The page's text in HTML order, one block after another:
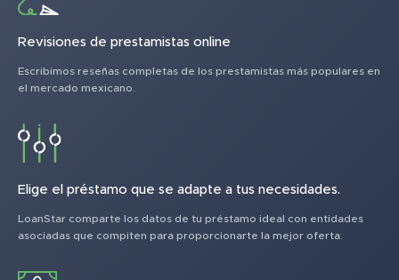
Revisiones de prestamistas online
Escribimos reseñas completas de los prestamistas más populares en
el mercado mexicano.
Elige el préstamo que se adapte a tus necesidades.
LoanStar comparte los datos de tu préstamo ideal con entidades
asociadas que compiten para proporcionarte la mejor oferta.